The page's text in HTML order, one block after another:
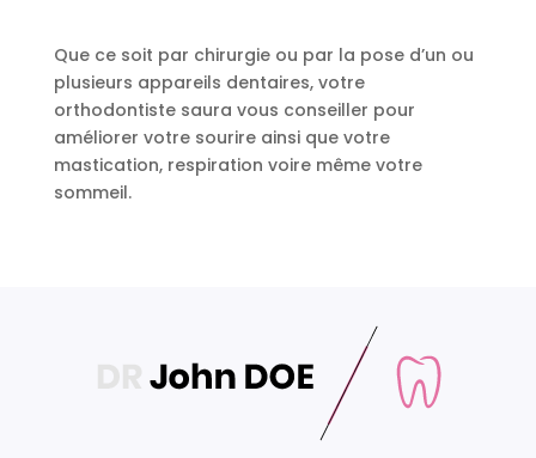
Que ce soit par chirurgie ou par la pose d’un ou
plusieurs appareils dentaires, votre
orthodontiste saura vous conseiller pour
améliorer votre sourire ainsi que votre
mastication, respiration voire même votre
sommeil.